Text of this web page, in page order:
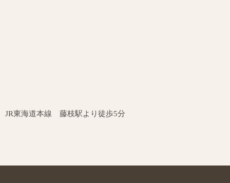
JR東海道本線 藤枝駅より徒歩5分